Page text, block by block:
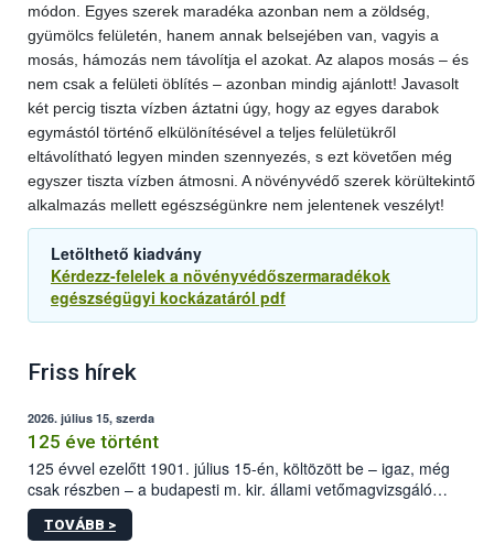
módon. Egyes szerek maradéka azonban nem a zöldség,
gyümölcs felületén, hanem annak belsejében van, vagyis a
mosás, hámozás nem távolítja el azokat. Az alapos mosás – és
nem csak a felületi öblítés – azonban mindig ajánlott! Javasolt
két percig tiszta vízben áztatni úgy, hogy az egyes darabok
egymástól történő elkülönítésével a teljes felületükről
eltávolítható legyen minden szennyezés, s ezt követően még
egyszer tiszta vízben átmosni. A növényvédő szerek körültekintő
alkalmazás mellett egészségünkre nem jelentenek veszélyt!
Letölthető kiadvány
Kérdezz-felelek a növényvédőszermaradékok
egészségügyi kockázatáról pdf
Friss hírek
2026. július 15, szerda
125 éve történt
125 évvel ezelőtt 1901. július 15-én, költözött be – igaz, még
csak részben – a budapesti m. kir. állami vetőmagvizsgáló
állomás a Kis Rókus utca 15. szám alatti, Czigler Győző által
tervezett új épületébe.
TOVÁBB >